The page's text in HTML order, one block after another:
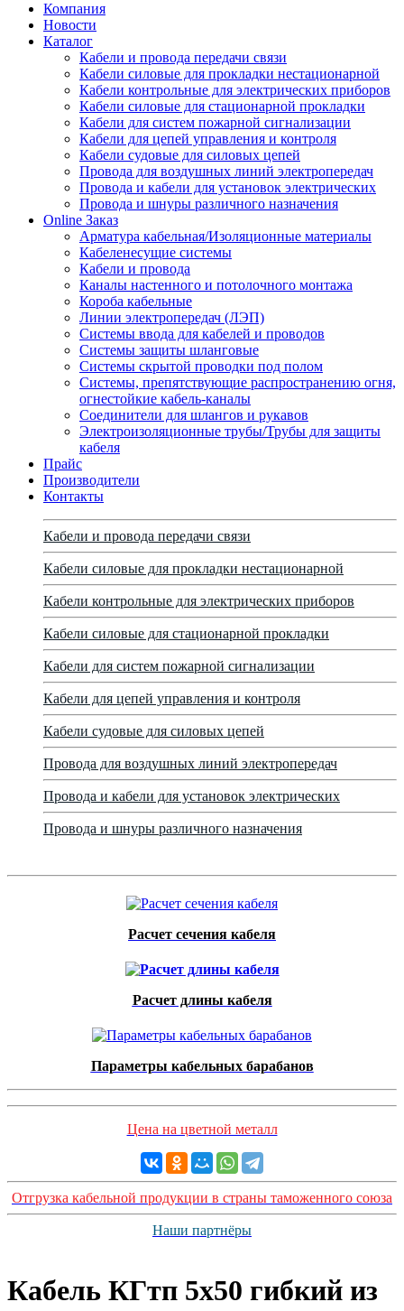
Компания
Новости
Каталог
Кабели и провода передачи связи
Кабели силовые для прокладки нестационарной
Кабели контрольные для электрических приборов
Кабели силовые для стационарной прокладки
Кабели для систем пожарной сигнализации
Кабели для цепей управления и контроля
Кабели судовые для силовых цепей
Провода для воздушных линий электропередач
Провода и кабели для установок электрических
Провода и шнуры различного назначения
Online Заказ
Арматура кабельная/Изоляционные материалы
Кабеленесущие системы
Кабели и провода
Каналы настенного и потолочного монтажа
Короба кабельные
Линии электропередач (ЛЭП)
Системы ввода для кабелей и проводов
Системы защиты шланговые
Системы скрытой проводки под полом
Системы, препятствующие распространению огня,
огнестойкие кабель-каналы
Соединители для шлангов и рукавов
Электроизоляционные трубы/Трубы для защиты
кабеля
Прайс
Производители
Контакты
Кабели и провода передачи связи
Кабели силовые для прокладки нестационарной
Кабели контрольные для электрических приборов
Кабели силовые для стационарной прокладки
Кабели для систем пожарной сигнализации
Кабели для цепей управления и контроля
Кабели судовые для силовых цепей
Провода для воздушных линий электропередач
Провода и кабели для установок электрических
Провода и шнуры различного назначения
Расчет сечения кабеля
Расчет длины кабеля
Параметры кабельных барабанов
Цена на цветной металл
Отгрузка кабельной продукции в страны таможенного союза
Наши партнёры
Кабель КГтп 5х50 гибкий из